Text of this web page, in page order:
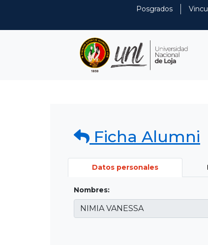
Posgrados
Ficha Alumni
Datos personales
Nombres: